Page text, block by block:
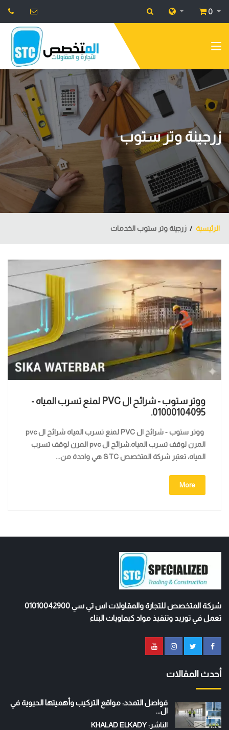
0
زرجينة وتر ستوب
الرئيسية زرجينة وتر ستوب الخدمات
ووتر ستوب - شرائح ال PVC لمنع تسرب المياه -
01000104095.
ووتر ستوب - شرائح ال PVC لمنع تسرب المياه شرائح ال pvc
المرن لوقف تسرب المياه.شرائح ال pvc المرن لوقف تسرب
المياه، تعتبر شركة المتخصص STC هي واحدة من...
More
شركة المتخصص للتجارة والمقاولات اس تي سي 01010042900
تعمل في توريد وتنفيذ مواد كيماويات البناء
أحدث المقالات
فواصل التمدد: مواقع التركيب وأهميتها الحيوية في
ال...
الناشر: KHALAD ELKADY